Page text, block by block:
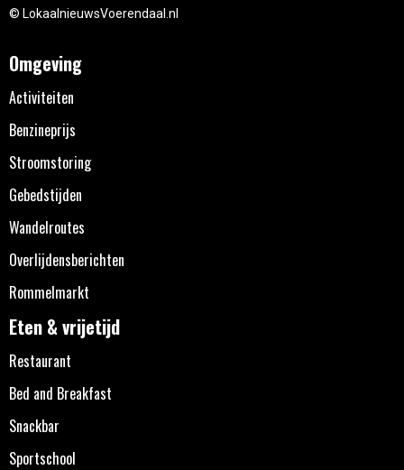
© LokaalnieuwsVoerendaal.nl
Omgeving
Activiteiten
Benzineprijs
Stroomstoring
Gebedstijden
Wandelroutes
Overlijdensberichten
Rommelmarkt
Eten & vrijetijd
Restaurant
Bed and Breakfast
Snackbar
Sportschool